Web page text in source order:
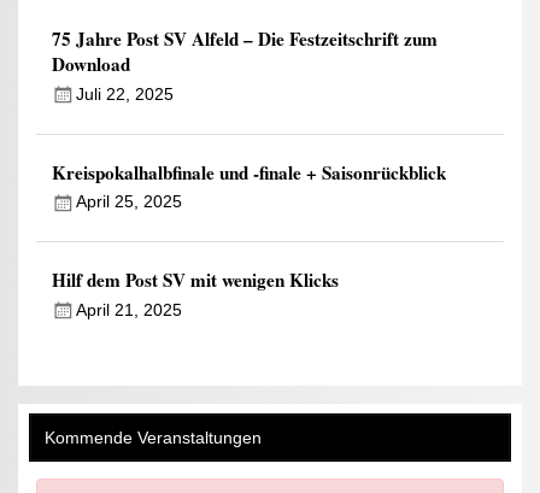
75 Jahre Post SV Alfeld – Die Festzeitschrift zum
Download
Juli 22, 2025
Kreispokalhalbfinale und -finale + Saisonrückblick
April 25, 2025
Hilf dem Post SV mit wenigen Klicks
April 21, 2025
Kommende Veranstaltungen